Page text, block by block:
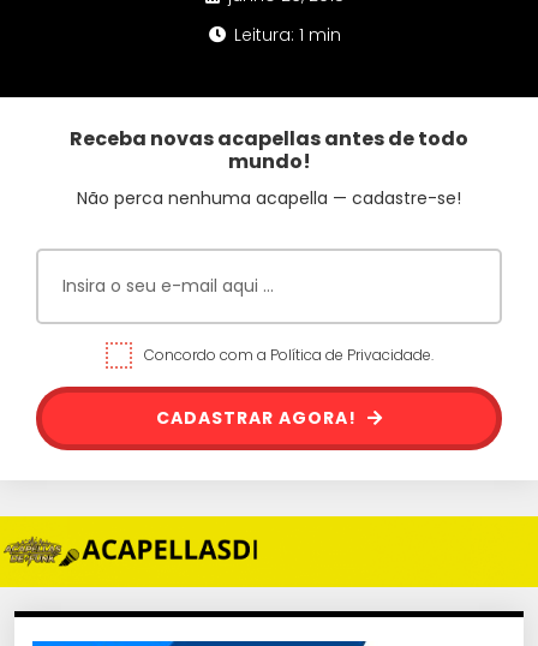
Leitura: 1 min
Receba novas acapellas antes de todo
mundo!
Não perca nenhuma acapella — cadastre-se!
Concordo com a Política de Privacidade.
CADASTRAR AGORA!